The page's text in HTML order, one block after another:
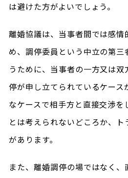
は避けた方がよいでしょう。
離婚協議は、当事者間では感
め、調停委員という中立の第
うために、当事者の一方又は
停が申し立てられているケース
なケースで相手方と直接交渉を
とは考えられないどころか、
があります。
また、離婚調停の場ではなく